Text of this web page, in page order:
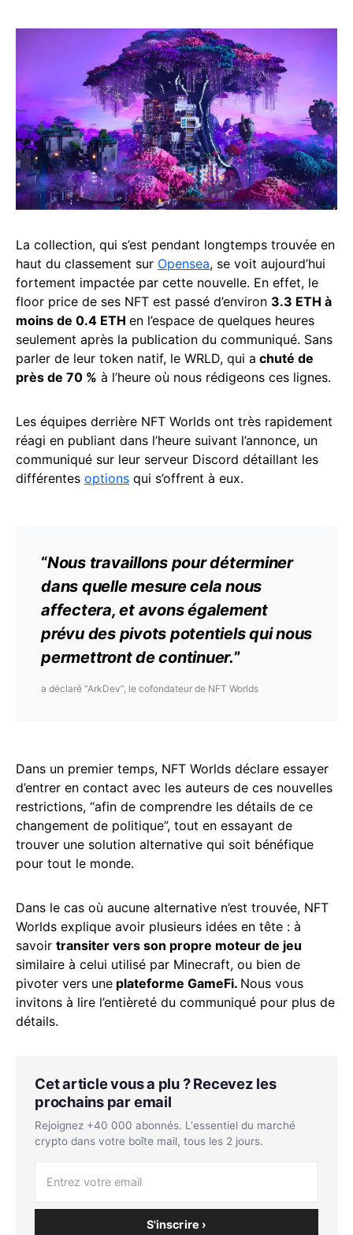
La collection, qui s’est pendant longtemps trouvée en
haut du classement sur Opensea, se voit aujourd’hui
fortement impactée par cette nouvelle. En effet, le
floor price de ses NFT est passé d’environ 3.3 ETH à
moins de 0.4 ETH en l’espace de quelques heures
seulement après la publication du communiqué. Sans
parler de leur token natif, le WRLD, qui a chuté de
près de 70 % à l’heure où nous rédigeons ces lignes.
Les équipes derrière NFT Worlds ont très rapidement
réagi en publiant dans l’heure suivant l’annonce, un
communiqué sur leur serveur Discord détaillant les
différentes options qui s’offrent à eux.
“Nous travaillons pour déterminer
dans quelle mesure cela nous
affectera, et avons également
prévu des pivots potentiels qui nous
permettront de continuer.”
a déclaré “ArkDev”, le cofondateur de NFT Worlds
Dans un premier temps, NFT Worlds déclare essayer
d’entrer en contact avec les auteurs de ces nouvelles
restrictions, “afin de comprendre les détails de ce
changement de politique”, tout en essayant de
trouver une solution alternative qui soit bénéfique
pour tout le monde.
Dans le cas où aucune alternative n’est trouvée, NFT
Worlds explique avoir plusieurs idées en tête : à
savoir transiter vers son propre moteur de jeu
similaire à celui utilisé par Minecraft, ou bien de
pivoter vers une plateforme GameFi. Nous vous
invitons à lire l’entièreté du communiqué pour plus de
détails.
Cet article vous a plu ? Recevez les
prochains par email
Rejoignez +40 000 abonnés. L'essentiel du marché
crypto dans votre boîte mail, tous les 2 jours.
S'inscrire ›